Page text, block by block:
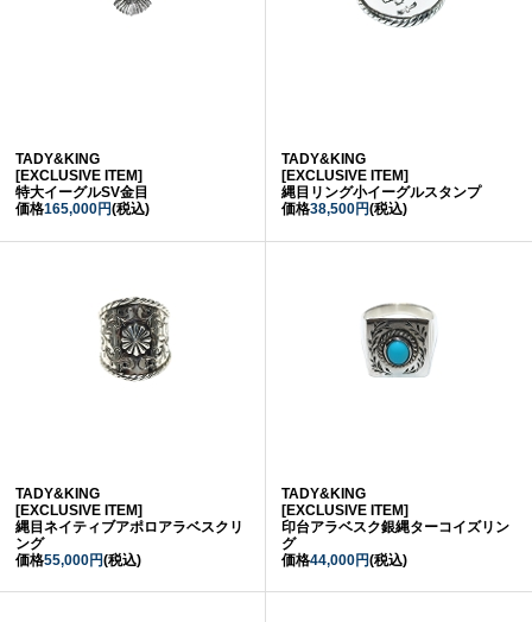
TADY&KING
[EXCLUSIVE ITEM]
特大イーグルSV金目
価格165,000円(税込)
TADY&KING
[EXCLUSIVE ITEM]
縄目リング小イーグルスタンプ
価格38,500円(税込)
TADY&KING
[EXCLUSIVE ITEM]
縄目ネイティブアポロアラベスクリ
ング
価格55,000円(税込)
TADY&KING
[EXCLUSIVE ITEM]
印台アラベスク銀縄ターコイズリン
グ
価格44,000円(税込)